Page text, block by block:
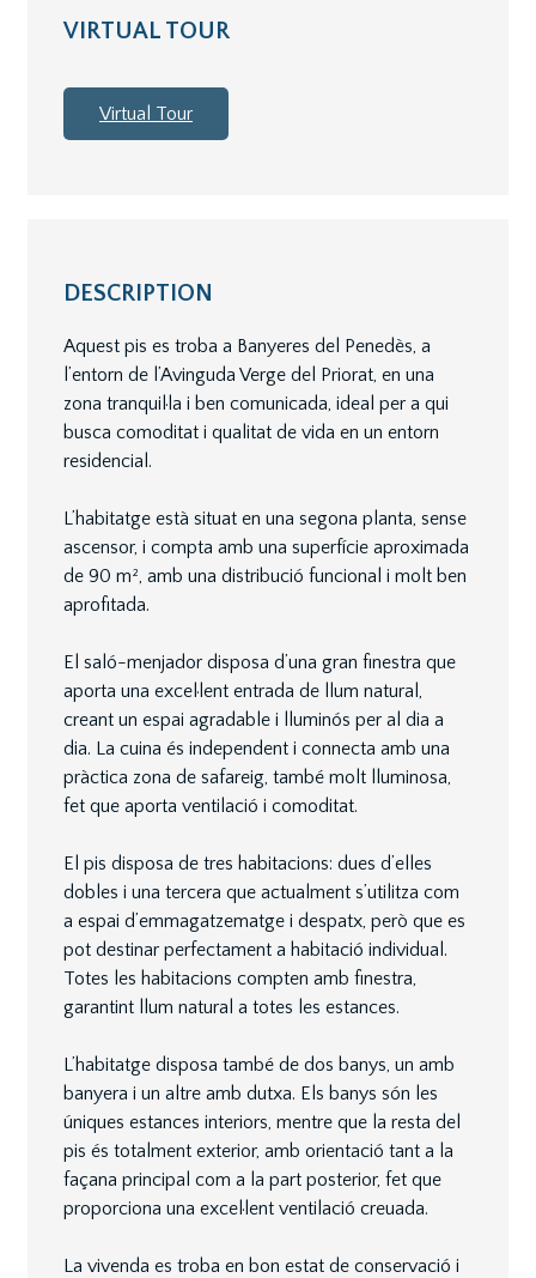
VIRTUAL TOUR
Virtual Tour
DESCRIPTION
Aquest pis es troba a Banyeres del Penedès, a
l’entorn de l’Avinguda Verge del Priorat, en una
zona tranquil·la i ben comunicada, ideal per a qui
busca comoditat i qualitat de vida en un entorn
residencial.
L’habitatge està situat en una segona planta, sense
ascensor, i compta amb una superfície aproximada
de 90 m², amb una distribució funcional i molt ben
aprofitada.
El saló-menjador disposa d’una gran finestra que
aporta una excel·lent entrada de llum natural,
creant un espai agradable i lluminós per al dia a
dia. La cuina és independent i connecta amb una
pràctica zona de safareig, també molt lluminosa,
fet que aporta ventilació i comoditat.
El pis disposa de tres habitacions: dues d’elles
dobles i una tercera que actualment s’utilitza com
a espai d’emmagatzematge i despatx, però que es
pot destinar perfectament a habitació individual.
Totes les habitacions compten amb finestra,
garantint llum natural a totes les estances.
L’habitatge disposa també de dos banys, un amb
banyera i un altre amb dutxa. Els banys són les
úniques estances interiors, mentre que la resta del
pis és totalment exterior, amb orientació tant a la
façana principal com a la part posterior, fet que
proporciona una excel·lent ventilació creuada.
La vivenda es troba en bon estat de conservació i